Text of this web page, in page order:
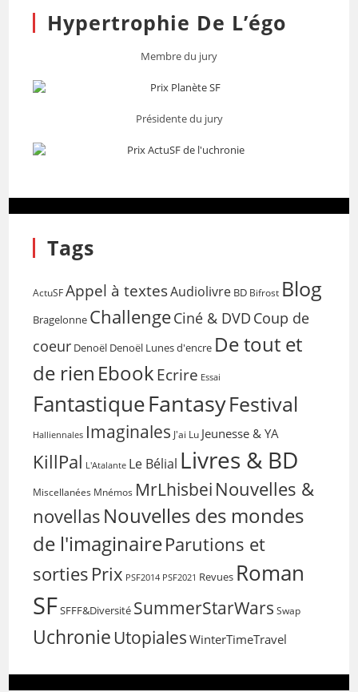
Hypertrophie De L’égo
Membre du jury
Présidente du jury
Tags
ActuSF Appel à textesAudiolivre BD Bifrost Blog
Bragelonne ChallengeCiné & DVD Coup de
coeur Denoël Denoël Lunes d'encre De tout et
de rien EbookEcrire Essai
FantastiqueFantasyFestival
Halliennales Imaginales J'ai Lu Jeunesse & YA
KillPal L'Atalante Le Bélial Livres & BD
Miscellanées Mnémos MrLhisbei Nouvelles &
novellas Nouvelles des mondes
de l'imaginaireParutions et
sorties Prix PSF2014 PSF2021 Revues Roman
SFSFFF&Diversité SummerStarWars Swap
Uchronie Utopiales WinterTimeTravel